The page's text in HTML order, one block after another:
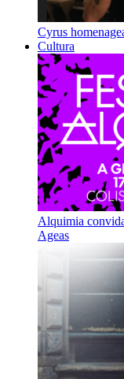
Cyrus
Cultura
Alquimia
Ageas